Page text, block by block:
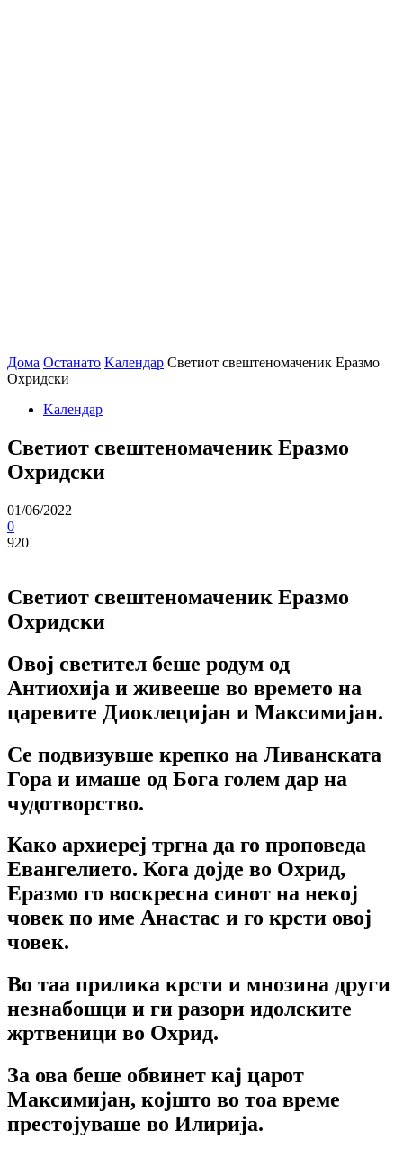
Дома Останато Kалендар Светиот свештеномаченик Еразмо
Охридски
Kалендар
Светиот свештеномаченик Еразмо
Охридски
01/06/2022
0
920
Светиот свештеномаченик Еразмо
Охридски
Овој светител беше родум од
Антиохија и живееше во времето на
царевите Диоклецијан и Максимијан.
Се подвизувше крепко на Ливанската
Гора и имаше од Бога голем дар на
чудотворство.
Како архиереј тргна да го проповеда
Евангелието. Кога дојде во Охрид,
Еразмо го воскресна синот на некој
човек по име Анастас и го крсти овој
човек.
Во таа прилика крсти и мнозина други
незнабошци и ги разори идолските
жртвеници во Охрид.
За ова беше обвинет кај царот
Максимијан, којшто во тоа време
престојуваше во Илирија.